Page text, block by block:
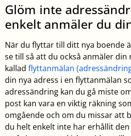
Glöm inte
enkelt anmäler du
När du flyttar till ditt nya boende
se till så att du också anmäler din
kallad flyttanmälan
din nya adress i en flyttanmälan
adressändring kan du gå miste
post kan vara en viktig räkning
omgående och om du missar att
du helt enkelt inte har erhållit